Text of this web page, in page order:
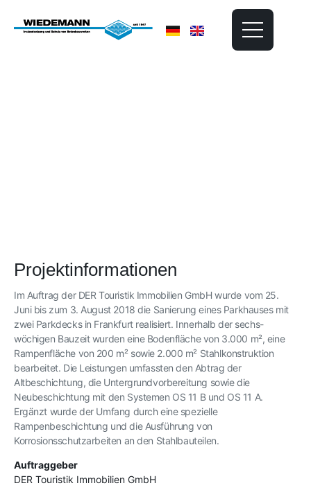
Projektinformationen
Im Auftrag der DER Touristik Immobilien GmbH wurde vom 25.
Juni bis zum 3. August 2018 die Sanierung eines Parkhauses mit
zwei Parkdecks in Frankfurt realisiert. Innerhalb der sechs-
wöchigen Bauzeit wurden eine Bodenfläche von 3.000 m², eine
Rampenfläche von 200 m² sowie 2.000 m² Stahlkonstruktion
bearbeitet. Die Leistungen umfassten den Abtrag der
Altbeschichtung, die Untergrundvorbereitung sowie die
Neubeschichtung mit den Systemen OS 11 B und OS 11 A.
Ergänzt wurde der Umfang durch eine spezielle
Rampenbeschichtung und die Ausführung von
Korrosionsschutzarbeiten an den Stahlbauteilen.
Auftraggeber
DER Touristik Immobilien GmbH